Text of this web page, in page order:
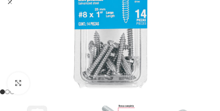
Click to enlarge